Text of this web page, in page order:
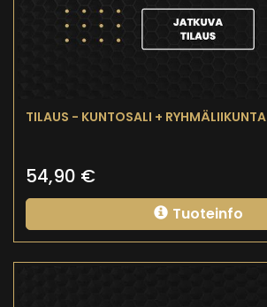
TILAUS - KUNTOSALI + RYHMÄLIIKUNTA
54,90 €
Tuoteinfo